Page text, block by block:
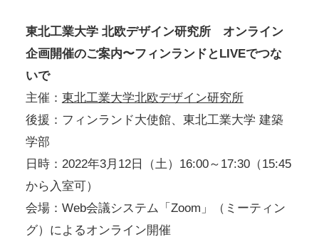
東北工業大学 北欧デザイン研究所 オンライン
企画開催のご案内〜フィンランドとLIVEでつな
いで
主催： 東北工業大学北欧デザイン研究所
後援：フィンランド大使館、東北工業大学 建築
学部
日時：2022年3月12日（土）16:00～17:30（15:45
から入室可）
会場：Web会議システム「Zoom」（ミーティン
グ）によるオンライン開催